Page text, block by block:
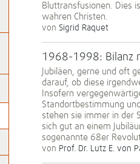
Bluttransfusionen. Dies
wahren Christen.
von Sigrid Raquet
1968-1998: Bilanz
Jubiläen, gerne und oft
darauf, ob diese
Insofern
Standortbestimmung
stehen sie immer in der
sich gut an einem
sogenannte 68er
von Prof. Dr. Lutz E. von